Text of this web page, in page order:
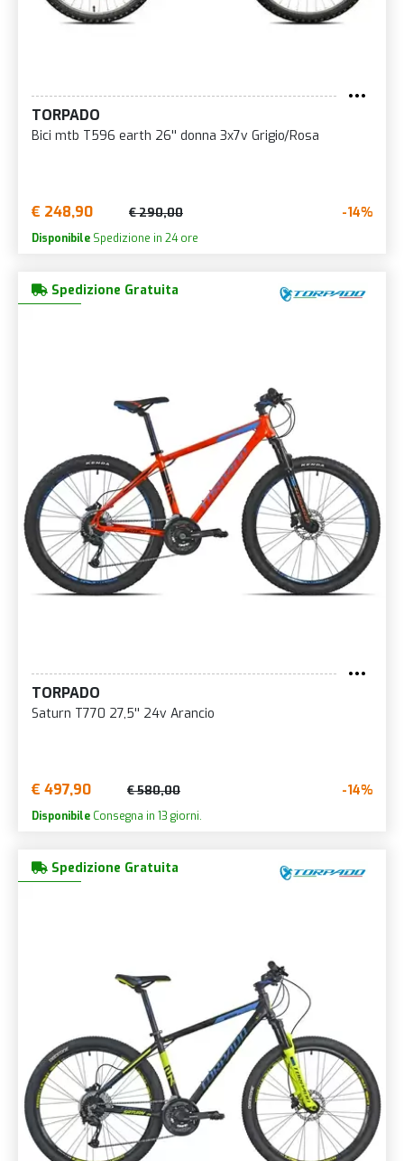
TORPADO
Bici mtb T596 earth 26'' donna 3x7v Grigio/Rosa
€ 248,90 € 290,00 -14%
Disponibile Spedizione in 24 ore
Spedizione Gratuita
TORPADO
Saturn T770 27,5'' 24v Arancio
€ 497,90 € 580,00 -14%
Disponibile Consegna in 13 giorni.
Spedizione Gratuita